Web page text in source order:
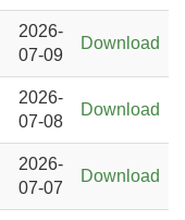
2026-
07-09
Download
2026-
07-08
Download
2026-
07-07
Download